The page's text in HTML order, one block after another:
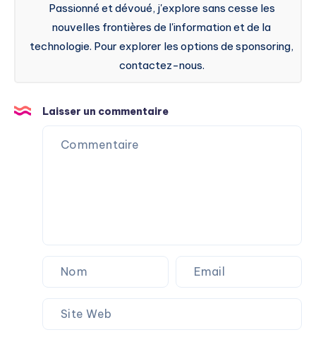
Passionné et dévoué, j'explore sans cesse les
nouvelles frontières de l'information et de la
technologie. Pour explorer les options de sponsoring,
contactez-nous.
Laisser un commentaire